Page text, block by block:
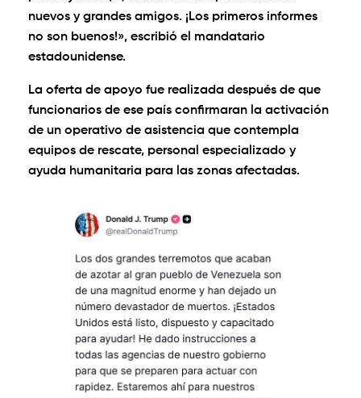
nuevos y grandes amigos. ¡Los primeros informes
no son buenos!», escribió el mandatario
estadounidense.
La oferta de apoyo fue realizada después de que
funcionarios de ese país confirmaran la activación
de un operativo de asistencia que contempla
equipos de rescate, personal especializado y
ayuda humanitaria para las zonas afectadas.